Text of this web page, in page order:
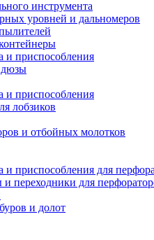
инструмента
уровней и дальномеров
и приспособления
и приспособления
лобзиков
и отбойных молотков
и приспособления для
переходники для
и долот